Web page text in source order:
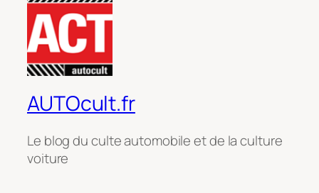
AUTOcult.fr
Le blog du culte automobile et de la culture
voiture